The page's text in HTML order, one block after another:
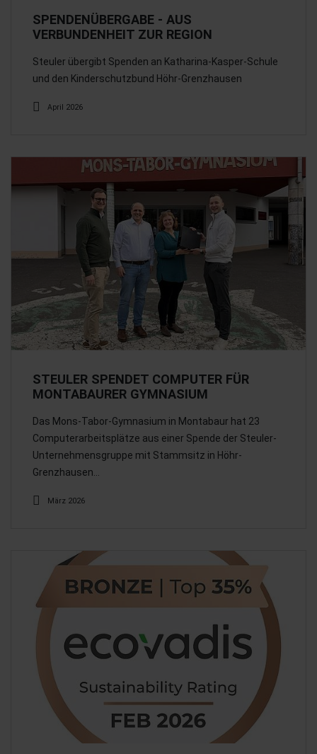
SPENDENÜBERGABE - AUS
VERBUNDENHEIT ZUR REGION
Steuler übergibt Spenden an Katharina-Kasper-Schule
und den Kinderschutzbund Höhr-Grenzhausen
April 2026
STEULER SPENDET COMPUTER FÜR
MONTABAURER GYMNASIUM
Das Mons-Tabor-Gymnasium in Montabaur hat 23
Computerarbeitsplätze aus einer Spende der Steuler-
Unternehmensgruppe mit Stammsitz in Höhr-
Grenzhausen…
März 2026